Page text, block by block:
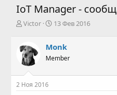
IoT Manager -
А
о
р
т
е
м
Victor
Д
а
н
ч
13 Фев 2016
Mоnk
Member
2 Ноя 2016